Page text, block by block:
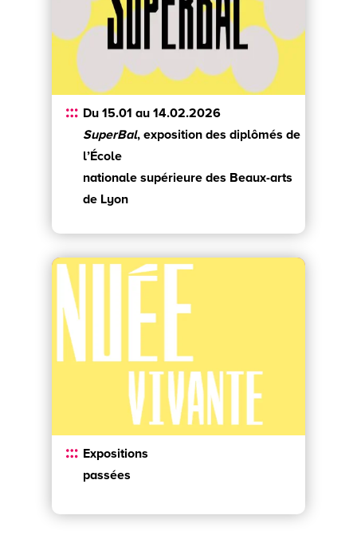
Du 15.01 au 14.02.2026
SuperBal, exposition des diplômés de
l’École
nationale supérieure des Beaux-arts
de Lyon
Expositions
passées